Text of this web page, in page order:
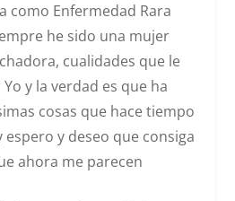
como Enfermedad Rara
he sido una mujer
cualidades que le
y la verdad es que ha
cosas que hace tiempo
y deseo que consiga
ahora me parecen